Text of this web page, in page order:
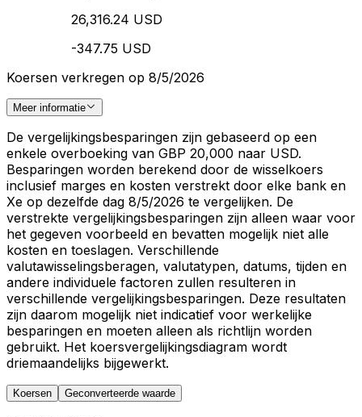
26,316.24 USD
-347.75 USD
Koersen verkregen op 8/5/2026
Meer informatie
De vergelijkingsbesparingen zijn gebaseerd op een
enkele overboeking van GBP 20,000 naar USD.
Besparingen worden berekend door de wisselkoers
inclusief marges en kosten verstrekt door elke bank en
Xe op dezelfde dag 8/5/2026 te vergelijken. De
verstrekte vergelijkingsbesparingen zijn alleen waar voor
het gegeven voorbeeld en bevatten mogelijk niet alle
kosten en toeslagen. Verschillende
valutawisselingsberagen, valutatypen, datums, tijden en
andere individuele factoren zullen resulteren in
verschillende vergelijkingsbesparingen. Deze resultaten
zijn daarom mogelijk niet indicatief voor werkelijke
besparingen en moeten alleen als richtlijn worden
gebruikt. Het koersvergelijkingsdiagram wordt
driemaandelijks bijgewerkt.
Koersen Geconverteerde waarde